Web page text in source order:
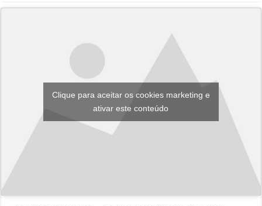
Clique para aceitar os cookies marketing e
ativar este conteúdo